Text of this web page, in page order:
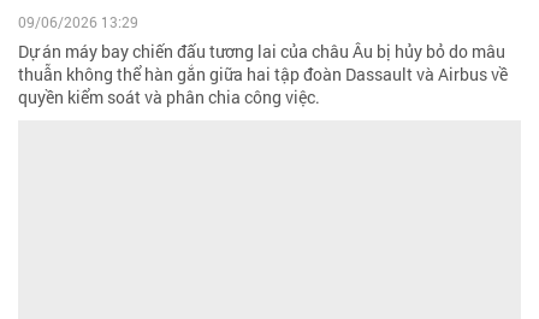
09/06/2026 13:29
Dự án máy bay chiến đấu tương lai của châu Âu bị hủy bỏ do mâu
thuẫn không thể hàn gắn giữa hai tập đoàn Dassault và Airbus về
quyền kiểm soát và phân chia công việc.